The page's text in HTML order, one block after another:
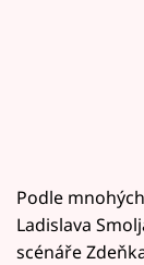
Podle
Ladislava
scénáře